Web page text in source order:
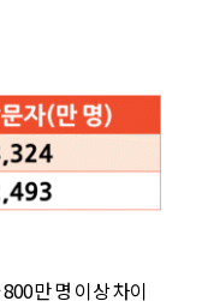
만 명 이상 차이